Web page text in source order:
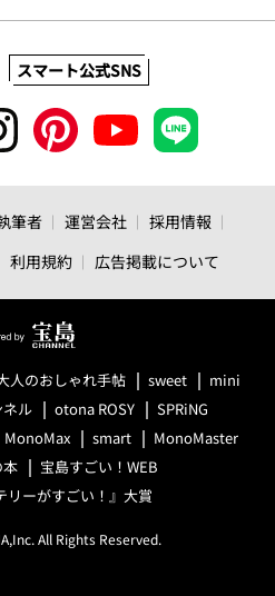
スマート公式SNS
筆者 運営会社
採用情報
利用規約 広告掲載について
人のおしゃれ手帖 sweet
mini
ネル otona ROSY
SPRiNG
MonoMax smart
MonoMaster
宝島すごい！WEB
リーがすごい！』大賞
All Rights Reserved.